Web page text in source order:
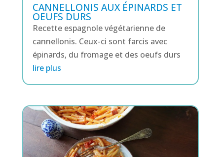
CANNELLONIS AUX ÉPINARDS ET
OEUFS DURS
Recette espagnole végétarienne de
cannellonis. Ceux-ci sont farcis avec
épinards, du fromage et des oeufs durs
lire plus